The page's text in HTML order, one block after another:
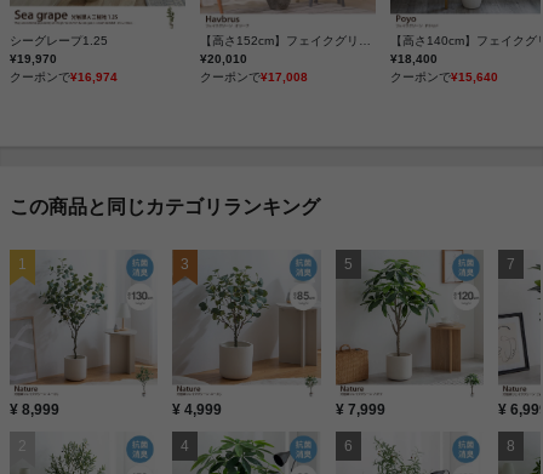
シーグレープ1.25
¥19,970
クーポンで¥16,974
¥20,010
クーポンで¥17,008
¥18,400
クーポンで¥15,640
この商品と同じカテゴリランキング
¥ 8,999 ¥ 4,999 ¥ 7,999 ¥